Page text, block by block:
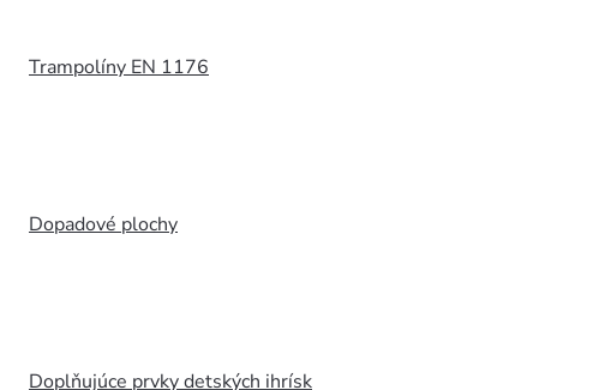
Trampolíny EN 1176
Dopadové plochy
Doplňujúce prvky detských ihrísk